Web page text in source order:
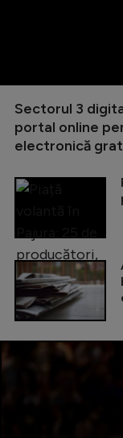
Sectorul 3
portal online
electronică